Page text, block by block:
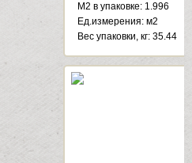
М2 в упаковке: 1.996
Ед.измерения: м2
Веc упаковки, кг: 35.44